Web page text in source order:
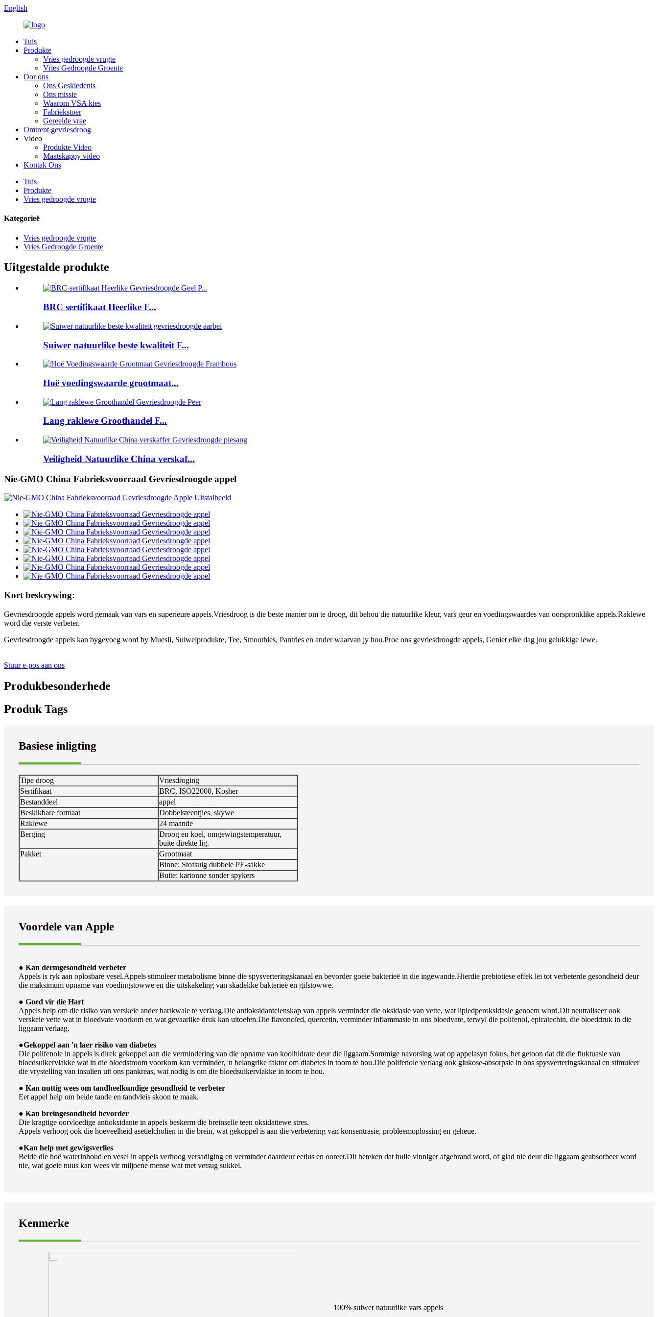
English
Tuis
Produkte
Vries gedroogde vrugte
Vries Gedroogde Groente
Oor ons
Ons Geskiedenis
Ons missie
Waarom VSA kies
Fabriekstoer
Gereelde vrae
Omtrent gevriesdroog
Video
Produkte Video
Maatskappy video
Kontak Ons
Tuis
Produkte
Vries gedroogde vrugte
Kategorieë
Vries gedroogde vrugte
Vries Gedroogde Groente
Uitgestalde produkte
BRC sertifikaat Heerlike F...
Suiwer natuurlike beste kwaliteit F...
Hoë voedingswaarde grootmaat...
Lang raklewe Groothandel F...
Veiligheid Natuurlike China verskaf...
Nie-GMO China Fabrieksvoorraad Gevriesdroogde appel
Kort beskrywing:
Gevriesdroogde appels word gemaak van vars en superieure appels.Vriesdroog is die beste manier om te droog, dit behou die natuurlike kleur, vars geur en voedingswaardes van oorspronklike appels.Raklewe
word die verste verbeter.
Gevriesdroogde appels kan bygevoeg word by Muesli, Suiwelprodukte, Tee, Smoothies, Pantries en ander waarvan jy hou.Proe ons gevriesdroogde appels, Geniet elke dag jou gelukkige lewe.
Stuur e-pos aan ons
Produkbesonderhede
Produk Tags
Basiese inligting
Tipe droog
Vriesdroging
Sertifikaat
BRC, ISO22000, Kosher
Bestanddeel
appel
Beskikbare formaat
Dobbelsteentjies, skywe
Raklewe
24 maande
Berging
Droog en koel, omgewingstemperatuur,
buite direkte lig.
Pakket
Grootmaat
Binne: Stofsuig dubbele PE-sakke
Buite: kartonne sonder spykers
Voordele van Apple
● Kan dermgesondheid verbeter
Appels is ryk aan oplosbare vesel.Appels stimuleer metabolisme binne die spysverteringskanaal en bevorder goeie bakterieë in die ingewande.Hierdie prebiotiese effek lei tot verbeterde gesondheid deur
die maksimum opname van voedingstowwe en die uitskakeling van skadelike bakterieë en gifstowwe.
● Goed vir die Hart
Appels help om die risiko van verskeie ander hartkwale te verlaag.Die antioksidanteienskap van appels verminder die oksidasie van vette, wat lipiedperoksidasie genoem word.Dit neutraliseer ook
verskeie vette wat in bloedvate voorkom en wat gevaarlike druk kan uitoefen.Die flavonoïed, quercetin, verminder inflammasie in ons bloedvate, terwyl die polifenol, epicatechin, die bloeddruk in die
liggaam verlaag.
●Gekoppel aan 'n laer risiko van diabetes
Die polifenole in appels is direk gekoppel aan die vermindering van die opname van koolhidrate deur die liggaam.Sommige navorsing wat op appelasyn fokus, het getoon dat dit die fluktuasie van
bloedsuikervlakke wat in die bloedstroom voorkom kan verminder, 'n belangrike faktor om diabetes in toom te hou.Die polifenole verlaag ook glukose-absorpsie in ons spysverteringskanaal en stimuleer
die vrystelling van insulien uit ons pankreas, wat nodig is om die bloedsuikervlakke in toom te hou.
● Kan nuttig wees om tandheelkundige gesondheid te verbeter
Eet appel help om beide tande en tandvleis skoon te maak.
● Kan breingesondheid bevorder
Die kragtige oorvloedige antioksidante in appels beskerm die breinselle teen oksidatiewe stres.
Appels verhoog ook die hoeveelheid asetielcholien in die brein, wat gekoppel is aan die verbetering van konsentrasie, probleemoplossing en geheue.
●Kan help met gewigsverlies
Beide die hoë waterinhoud en vesel in appels verhoog versadiging en verminder daardeur eetlus en ooreet.Dit beteken dat hulle vinniger afgebrand word, of glad nie deur die liggaam geabsorbeer word
nie, wat goeie nuus kan wees vir miljoene mense wat met vetsug sukkel.
Kenmerke
100% suiwer natuurlike vars appels